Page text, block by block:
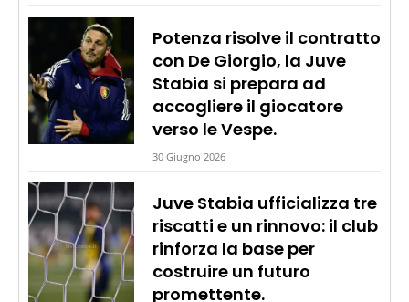
Potenza risolve il contratto
con De Giorgio, la Juve
Stabia si prepara ad
accogliere il giocatore
verso le Vespe.
30 Giugno 2026
Juve Stabia ufficializza tre
riscatti e un rinnovo: il club
rinforza la base per
costruire un futuro
promettente.